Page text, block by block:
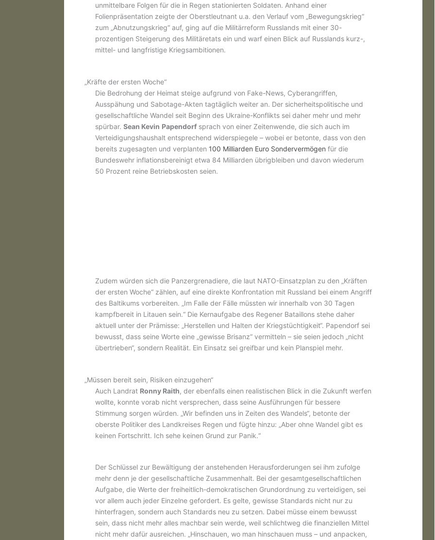
unmittelbare Folgen für die in Regen stationierten Soldaten. Anhand einer
Folienpräsentation zeigte der Oberstleutnant u.a. den Verlauf vom „Bewegungskrieg“
zum „Abnutzungskrieg“ auf, ging auf die Militärreform Russlands mit einer 30-
prozentigen Steigerung des Militäretats ein und warf einen Blick auf Russlands kurz-,
mittel- und langfristige Kriegsambitionen.
„Kräfte der ersten Woche“
Die Bedrohung der Heimat steige aufgrund von Fake-News, Cyberangriffen,
Ausspähung und Sabotage-Akten tagtäglich weiter an. Der sicherheitspolitische und
gesellschaftliche Wandel seit Beginn des Ukraine-Konflikts sei daher mehr und mehr
spürbar. Sean Kevin Papendorf sprach von einer Zeitenwende, die sich auch im
Verteidigungshaushalt entsprechend widerspiegele – wobei er betonte, dass von den
bereits zugesagten und verplanten 100 Milliarden Euro Sondervermögen für die
Bundeswehr inflationsbereinigt etwa 84 Milliarden übrigbleiben und davon wiederum
50 Prozent reine Betriebskosten seien.
Zudem würden sich die Panzergrenadiere, die laut NATO-Einsatzplan zu den „Kräften
der ersten Woche“ zählen, auf eine direkte Konfrontation mit Russland bei einem Angriff
des Baltikums vorbereiten. „Im Falle der Fälle müssten wir innerhalb von 30 Tagen
kampfbereit in Litauen sein.“ Die Kernaufgabe des Regener Bataillons stehe daher
aktuell unter der Prämisse: „Herstellen und Halten der Kriegstüchtigkeit“. Papendorf sei
bewusst, dass seine Worte eine „gewisse Brisanz“ vermitteln – sie seien jedoch „nicht
übertrieben“, sondern Realität. Ein Einsatz sei greifbar und kein Planspiel mehr.
„Müssen bereit sein, Risiken einzugehen“
Auch Landrat Ronny Raith, der ebenfalls einen realistischen Blick in die Zukunft werfen
wollte, konnte vorab nicht versprechen, dass seine Ausführungen für bessere
Stimmung sorgen würden. „Wir befinden uns in Zeiten des Wandels“, betonte der
oberste Politiker des Landkreises Regen und fügte hinzu: „Aber ohne Wandel gibt es
keinen Fortschritt. Ich sehe keinen Grund zur Panik.“
Der Schlüssel zur Bewältigung der anstehenden Herausforderungen sei ihm zufolge
mehr denn je der gesellschaftliche Zusammenhalt. Bei der gesamtgesellschaftlichen
Aufgabe, die Werte der freiheitlich-demokratischen Grundordnung zu verteidigen, sei
vor allem auch jeder Einzelne gefordert. Es gelte, gewisse Standards nicht nur zu
hinterfragen, sondern auch Standards neu zu setzen. Dabei müsse einem bewusst
sein, dass nicht mehr alles machbar sein werde, weil schlichtweg die finanziellen Mittel
nicht mehr dafür ausreichen. „Hinschauen, wo man hinschauen muss – und anpacken,